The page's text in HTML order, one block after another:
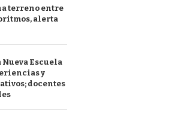
terreno entre
alerta
Escuela
y
docentes